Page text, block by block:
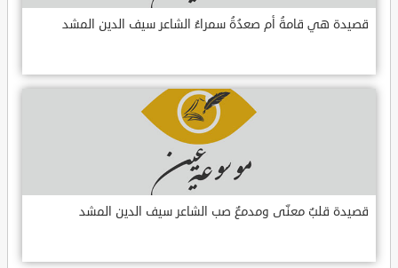
قصيدة هي قامةُ أم صعدُةُ سمراءُ الشاعر سيف الدين المشد
قصيدة قلبٌ معنّى ومدمعٌ صب الشاعر سيف الدين المشد